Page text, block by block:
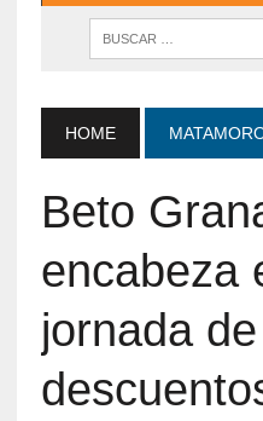
HOME
Beto
encabeza
jornada de